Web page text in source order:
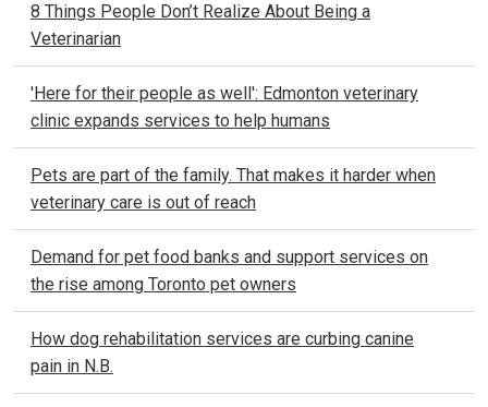
8 Things People Don’t Realize About Being a
Veterinarian
'Here for their people as well': Edmonton veterinary
clinic expands services to help humans
Pets are part of the family. That makes it harder when
veterinary care is out of reach
Demand for pet food banks and support services on
the rise among Toronto pet owners
How dog rehabilitation services are curbing canine
pain in N.B.